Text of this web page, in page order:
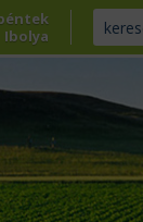
péntek
Ibolya